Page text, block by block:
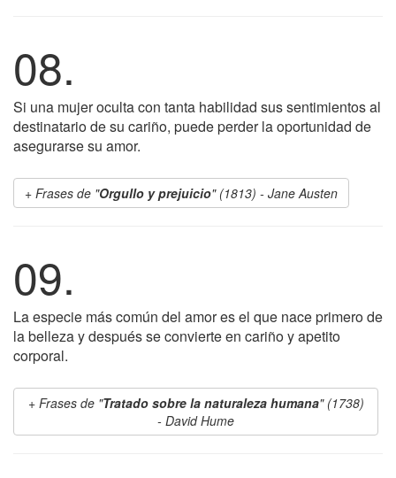
08.
Si una mujer oculta con tanta habilidad sus sentimientos al
destinatario de su cariño, puede perder la oportunidad de
asegurarse su amor.
Frases de "Orgullo y prejuicio" (1813) - Jane Austen
09.
La especie más común del amor es el que nace primero de
la belleza y después se convierte en cariño y apetito
corporal.
Frases de "Tratado sobre la naturaleza humana" (1738)
- David Hume